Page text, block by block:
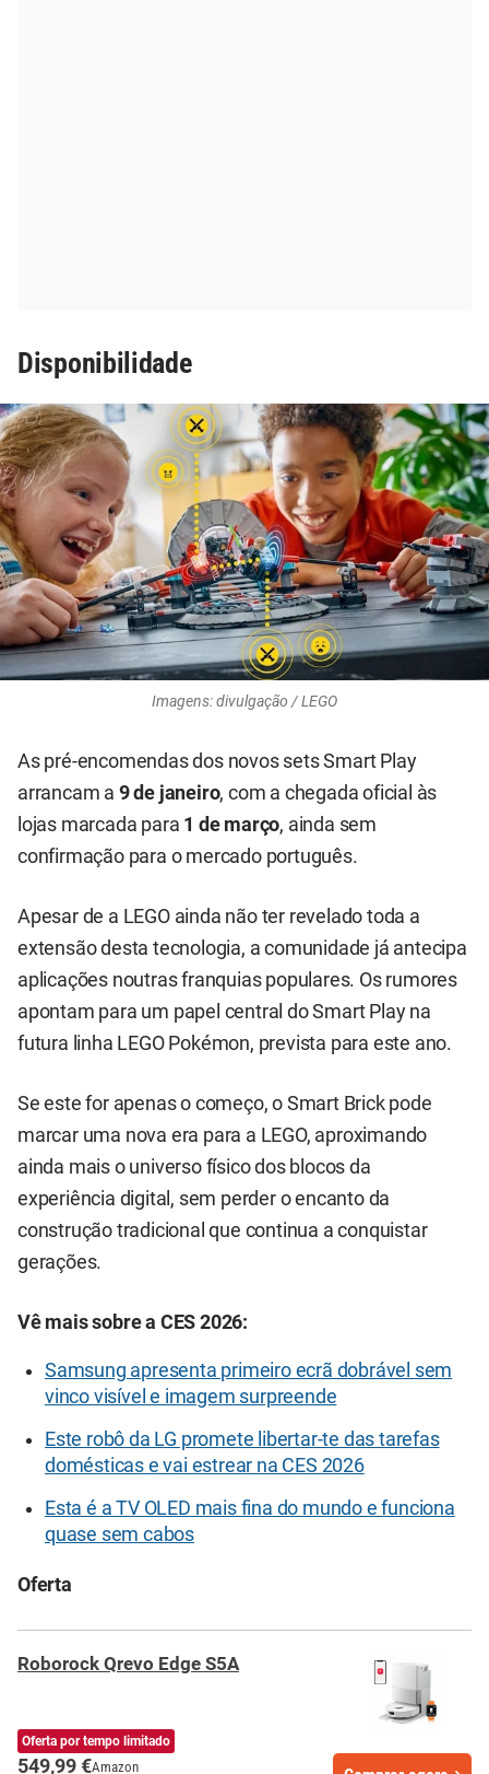
Disponibilidade
Imagens: divulgação / LEGO
As pré-encomendas dos novos sets Smart Play
arrancam a 9 de janeiro, com a chegada oficial às
lojas marcada para 1 de março, ainda sem
confirmação para o mercado português.
Apesar de a LEGO ainda não ter revelado toda a
extensão desta tecnologia, a comunidade já antecipa
aplicações noutras franquias populares. Os rumores
apontam para um papel central do Smart Play na
futura linha LEGO Pokémon, prevista para este ano.
Se este for apenas o começo, o Smart Brick pode
marcar uma nova era para a LEGO, aproximando
ainda mais o universo físico dos blocos da
experiência digital, sem perder o encanto da
construção tradicional que continua a conquistar
gerações.
Vê mais sobre a CES 2026:
Samsung apresenta primeiro ecrã dobrável sem
vinco visível e imagem surpreende
Este robô da LG promete libertar-te das tarefas
domésticas e vai estrear na CES 2026
Esta é a TV OLED mais fina do mundo e funciona
quase sem cabos
Oferta
Roborock Qrevo Edge S5A
Oferta por tempo limitado
549,99 €Amazon